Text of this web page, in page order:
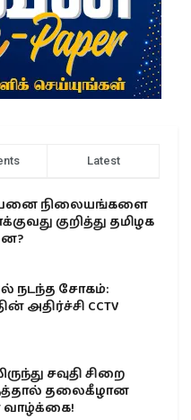
Latest
நிலையங்களை
குறித்து தமிழக
நடந்த சோகம்:
அதிர்ச்சி CCTV
சவுதி சிறை
தலைகீழான